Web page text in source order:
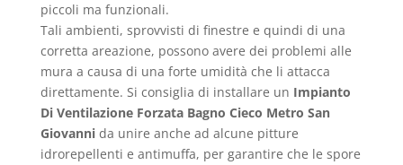
piccoli ma funzionali.
Tali ambienti, sprovvisti di finestre e quindi di una
corretta areazione, possono avere dei problemi alle
mura a causa di una forte umidità che li attacca
direttamente. Si consiglia di installare un Impianto
Di Ventilazione Forzata Bagno Cieco Metro San
Giovannida unire anche ad alcune pitture
idrorepellenti e antimuffa, per garantire che le spore